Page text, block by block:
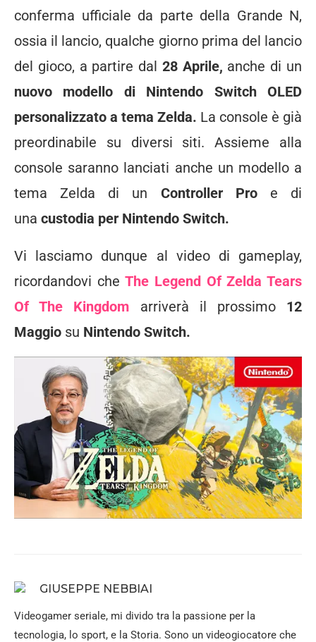
conferma ufficiale da parte della Grande N,
ossia il lancio, qualche giorno prima del lancio
del gioco, a partire dal 28 Aprile, anche di un
nuovo modello di Nintendo Switch OLED
personalizzato a tema Zelda. La console è già
preordinabile su diversi siti. Assieme alla
console saranno lanciati anche un modello a
tema Zelda di un Controller Pro e di
una custodia per Nintendo Switch.
Vi lasciamo dunque al video di gameplay,
ricordandovi cheThe Legend Of Zelda Tears
Of The Kingdom
arriverà il prossimo 12
Maggio su Nintendo Switch.
GIUSEPPE NEBBIAI
Videogamer seriale, mi divido tra la passione per la
tecnologia, lo sport, e la Storia. Sono un videogiocatore che